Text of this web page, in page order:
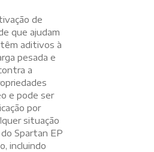
de
que ajudam
aditivos à
pesada e
a
e pode ser
por
situação
Spartan EP
incluindo